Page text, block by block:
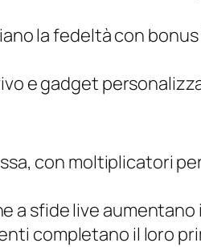
la fedeltà con
e gadget
con moltiplicatori
a sfide live
completano il loro